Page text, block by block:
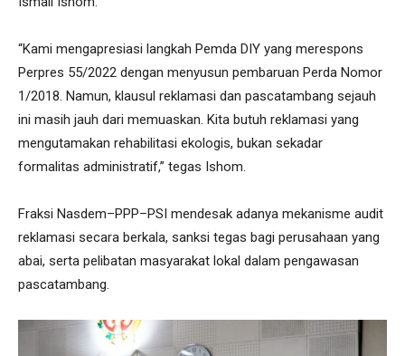
“Kami mengapresiasi langkah Pemda DIY yang merespons
Perpres 55/2022 dengan menyusun pembaruan Perda Nomor
1/2018. Namun, klausul reklamasi dan pascatambang sejauh
ini masih jauh dari memuaskan. Kita butuh reklamasi yang
mengutamakan rehabilitasi ekologis, bukan sekadar
formalitas administratif,” tegas Ishom.
Fraksi Nasdem–PPP–PSI mendesak adanya mekanisme audit
reklamasi secara berkala, sanksi tegas bagi perusahaan yang
abai, serta pelibatan masyarakat lokal dalam pengawasan
pascatambang.